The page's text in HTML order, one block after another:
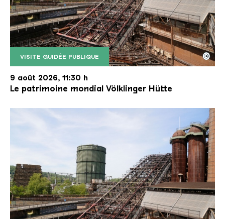
VISITE GUIDÉE PUBLIQUE
Le monte-charge incliné de la Völklinger Hütte
Copyright: Weltkulturerbe Völklinger Hütte | Karl
©
9 août 2026, 11:30 h
Le patrimoine mondial Völklinger Hütte